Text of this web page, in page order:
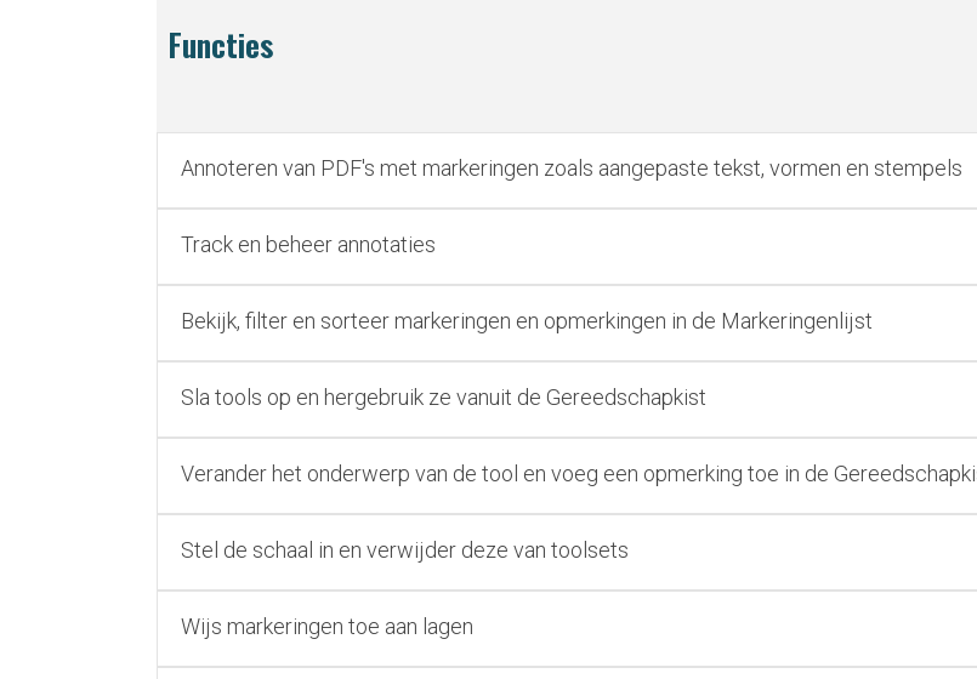
Functies
Annoteren van PDF's met markeringen zoals aangepaste tekst, vormen en stempels
Track en beheer annotaties
Bekijk, filter en sorteer markeringen en opmerkingen in de Markeringenlijst
Sla tools op en hergebruik ze vanuit de Gereedschapkist
Verander het onderwerp van de tool en voeg een opmerking toe in de
Stel de schaal in en verwijder deze van toolsets
Wijs markeringen toe aan lagen